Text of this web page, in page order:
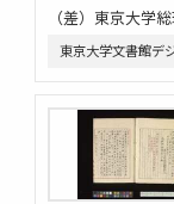
（差）東京大学
東京大学文書館デ